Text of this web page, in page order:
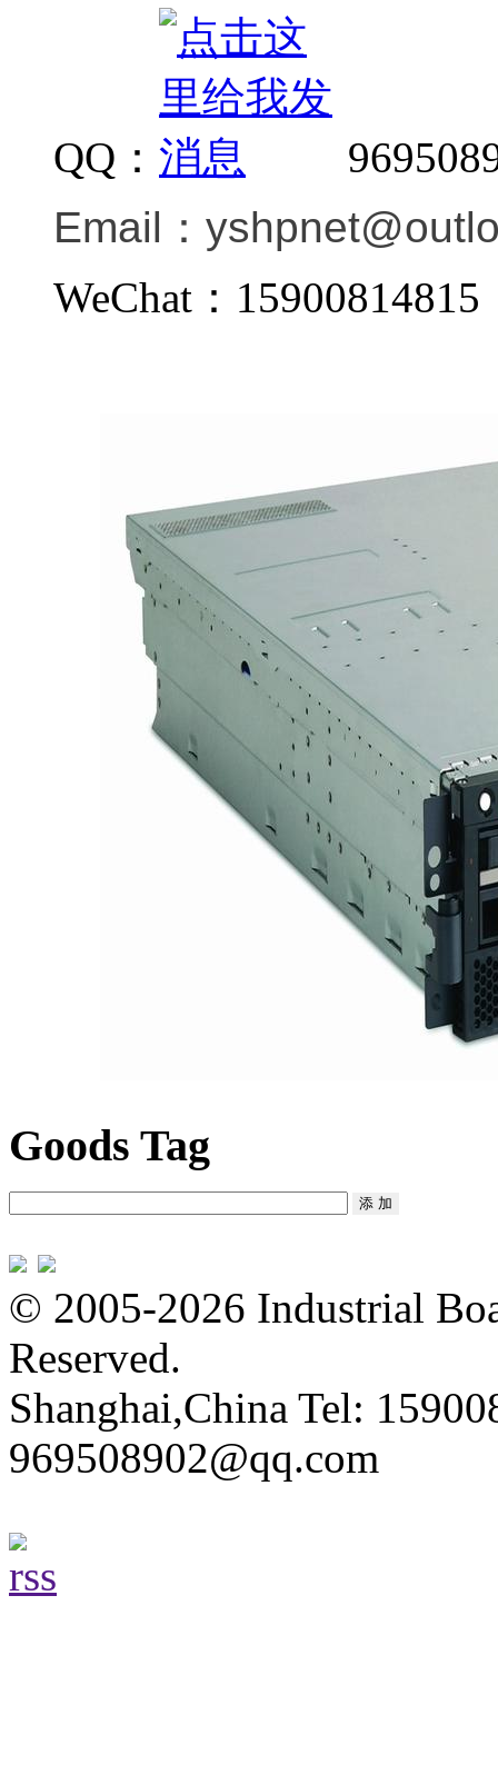
QQ：
Email：
WeChat：
Goods Tag
© 2005-2026 Industrial
Reserved.
Shanghai,China Tel:
969508902@qq.com